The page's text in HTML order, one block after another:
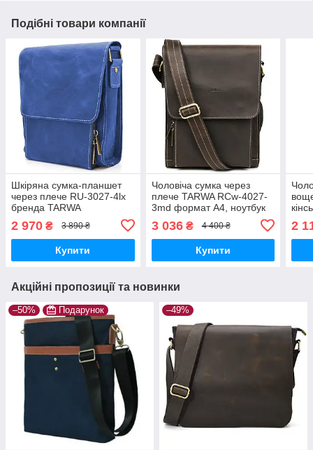
Подібні товари компанії
Шкіряна сумка-планшет
через плече RU-3027-4lx
бренда TARWA
2 970 ₴ 3 890 ₴
Купити
Чоловіча сумка через
плече TARWA RCw-4027-
3md формат А4, ноутбук
3 036₴ 4 400 ₴
Купити
2
Акційні пропозиції та новинки
–50% Подарунок –49%